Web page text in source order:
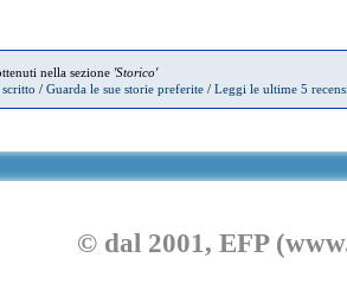
nella sezione 'Storico'
/ Guarda le sue storie preferite/ Leggi le ultime 5
© dal 2001, EFP